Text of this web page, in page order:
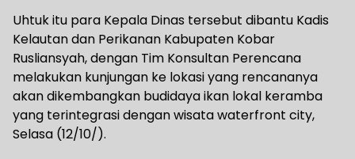
Uhtuk itu para Kepala Dinas tersebut dibantu Kadis
Kelautan dan Perikanan Kabupaten Kobar
Rusliansyah, dengan Tim Konsultan Perencana
melakukan kunjungan ke lokasi yang rencananya
akan dikembangkan budidaya ikan lokal keramba
yang terintegrasi dengan wisata waterfront city,
Selasa (12/10/).